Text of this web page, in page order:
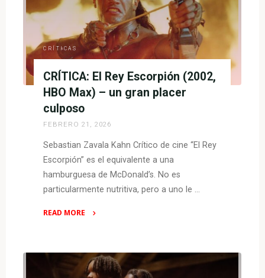
(1998,
Max)
–
pura
aventura
a
la
CRÍTICAS
CRÍTICA: El Rey Escorpión (2002,
HBO Max) – un gran placer
culposo
FEBRERO 21, 2026
Sebastian Zavala Kahn Crítico de cine “El Rey
Escorpión” es el equivalente a una
hamburguesa de McDonald’s. No es
particularmente nutritiva, pero a uno le …
READ MORE
Rey
Escorpión